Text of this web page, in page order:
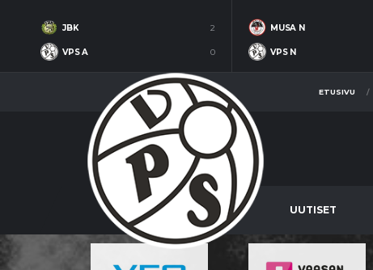
JBK 2
VPS A 0
MUSA N
VPS N
ETUSIVU
UUTISET